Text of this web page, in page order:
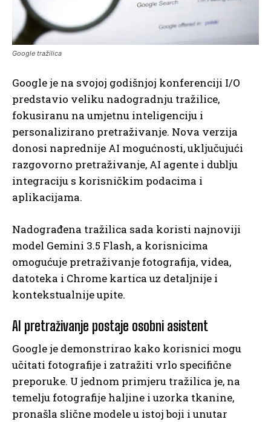
Google tražilica
Google je na svojoj godišnjoj konferenciji I/O
predstavio veliku nadogradnju tražilice,
fokusiranu na umjetnu inteligenciju i
personalizirano pretraživanje. Nova verzija
donosi naprednije AI mogućnosti, uključujući
razgovorno pretraživanje, AI agente i dublju
integraciju s korisničkim podacima i
aplikacijama.
Nadograđena tražilica sada koristi najnoviji
model Gemini 3.5 Flash, a korisnicima
omogućuje pretraživanje fotografija, videa,
datoteka i Chrome kartica uz detaljnije i
kontekstualnije upite.
AI pretraživanje postaje osobni asistent
Google je demonstrirao kako korisnici mogu
učitati fotografije i zatražiti vrlo specifične
preporuke. U jednom primjeru tražilica je, na
temelju fotografije haljine i uzorka tkanine,
pronašla slične modele u istoj boji i unutar